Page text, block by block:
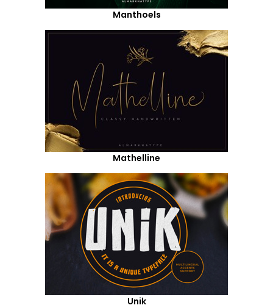
Manthoels
Mathelline
Unik